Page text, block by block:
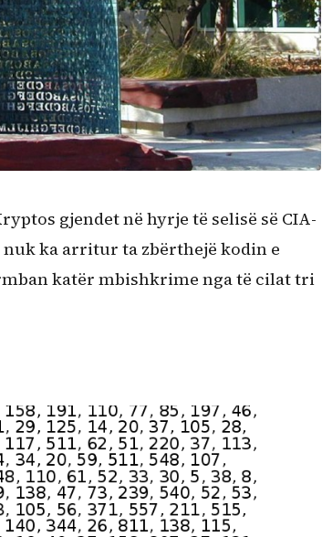
gjendet në hyrje të selisë së CIA-
nuk ka arritur ta zbërthejë kodin e
katër mbishkrime nga të cilat tri